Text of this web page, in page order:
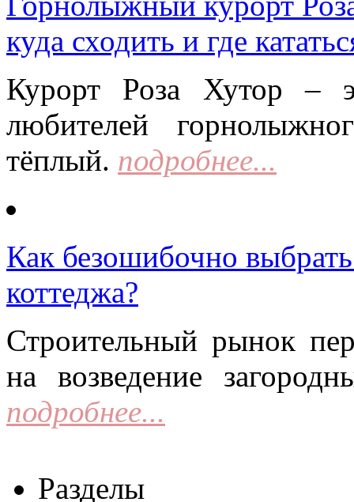
куда сходить и где
Курорт Роза Хутор –
любителей
тёплый. подробнее...
Как безошибочно
коттеджа?
Строительный рынок
на возведение
подробнее...
Разделы